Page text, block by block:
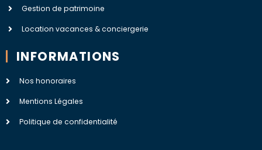
Gestion de patrimoine
Location vacances & conciergerie
INFORMATIONS
Nos honoraires
Mentions Légales
Politique de confidentialité